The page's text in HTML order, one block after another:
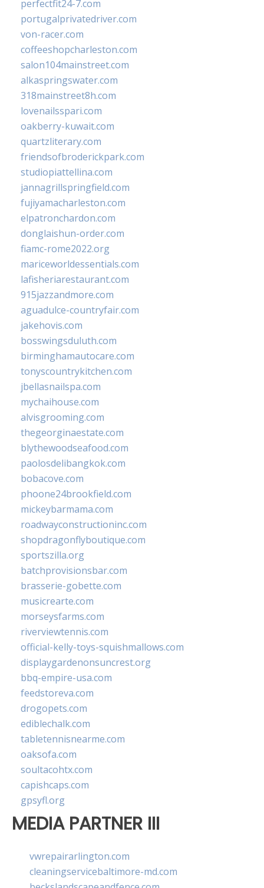
perfectfit24-7.com
portugalprivatedriver.com
von-racer.com
coffeeshopcharleston.com
salon104mainstreet.com
alkaspringswater.com
318mainstreet8h.com
lovenailsspari.com
oakberry-kuwait.com
quartzliterary.com
friendsofbroderickpark.com
studiopiattellina.com
jannagrillspringfield.com
fujiyamacharleston.com
elpatronchardon.com
donglaishun-order.com
fiamc-rome2022.org
mariceworldessentials.com
lafisheriarestaurant.com
915jazzandmore.com
aguadulce-countryfair.com
jakehovis.com
bosswingsduluth.com
birminghamautocare.com
tonyscountrykitchen.com
jbellasnailspa.com
mychaihouse.com
alvisgrooming.com
thegeorginaestate.com
blythewoodseafood.com
paolosdelibangkok.com
bobacove.com
phoone24brookfield.com
mickeybarmama.com
roadwayconstructioninc.com
shopdragonflyboutique.com
sportszilla.org
batchprovisionsbar.com
brasserie-gobette.com
musicrearte.com
morseysfarms.com
riverviewtennis.com
official-kelly-toys-squishmallows.com
displaygardenonsuncrest.org
bbq-empire-usa.com
feedstoreva.com
drogopets.com
ediblechalk.com
tabletennisnearme.com
oaksofa.com
soultacohtx.com
capishcaps.com
gpsyfl.org
MEDIA PARTNER III
vwrepairarlington.com
cleaningservicebaltimore-md.com